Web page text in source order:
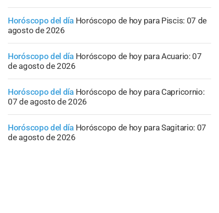
Horóscopo del día Horóscopo de hoy para Piscis: 07 de
agosto de 2026
Horóscopo del día Horóscopo de hoy para Acuario: 07
de agosto de 2026
Horóscopo del día Horóscopo de hoy para Capricornio:
07 de agosto de 2026
Horóscopo del día Horóscopo de hoy para Sagitario: 07
de agosto de 2026